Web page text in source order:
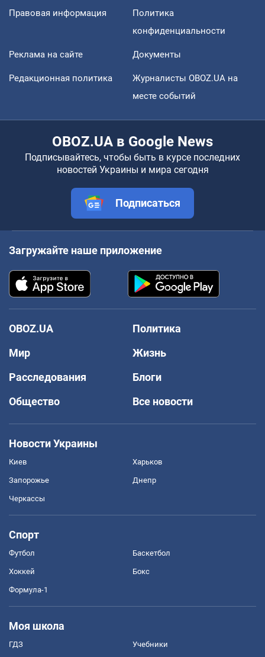
Правовая информация
Политика
конфиденциальности
Реклама на сайте Документы
Редакционная политика
Журналисты OBOZ.UA на
месте событий
OBOZ.UA в Google News
Подписывайтесь, чтобы быть в курсе последних
новостей Украины и мира сегодня
Подписаться
Загружайте наше приложение
OBOZ.UA
Политика
Мир
Жизнь
Расследования
Блоги
Общество
Все новости
Новости Украины
Киев Харьков
Запорожье Днепр
Черкассы
Спорт
Футбол Баскетбол
Хоккей Бокс
Формула-1
Моя школа
ГДЗ Учебники